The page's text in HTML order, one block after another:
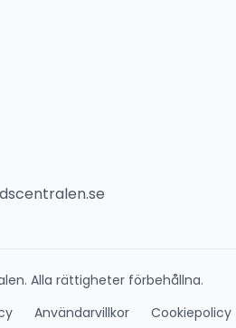
Alla rättigheter förbehållna.
Användarvillkor Cookiepolicy